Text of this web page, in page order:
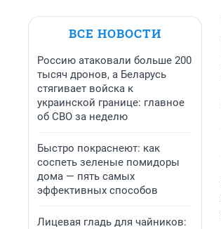
ВСЕ НОВОСТИ
Россию атаковали больше 200
тысяч дронов, а Беларусь
стягивает войска к
украинской границе: главное
об СВО за неделю
Быстро покраснеют: как
соспеть зеленые помидоры
дома — пять самых
эффективных способов
Лицевая гладь для чайников: